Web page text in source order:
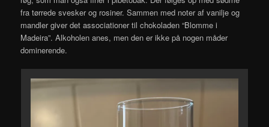
fra tørrede svesker og rosiner. Sammen med noter af vanilje og
mandler giver det associationer til chokoladen “Blomme i
Madeira”. Alkoholen anes, men den er ikke på nogen måder
dominerende.